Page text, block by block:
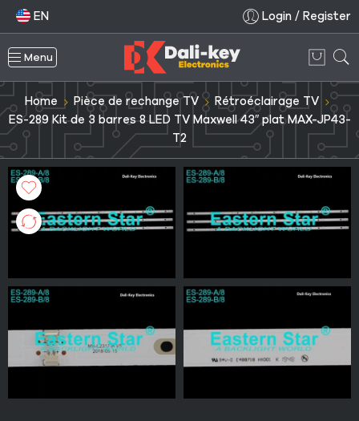
EN Login / Register
Menu
Home Pièce de rechange TV
Rétroéclairage TV
ES-289 Kit de 3 barres 8 LED TV Maxwell 43″ plat MAX-JP43-
T2